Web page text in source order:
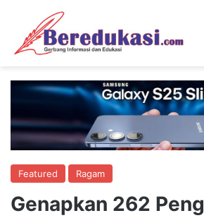
Featured Ragam
Genapkan 262